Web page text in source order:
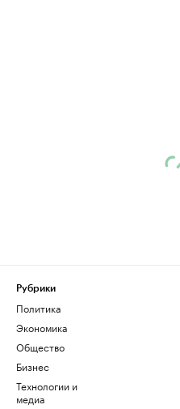
Рубрики
Политика
Экономика
Общество
Бизнес
Технологии и
медиа